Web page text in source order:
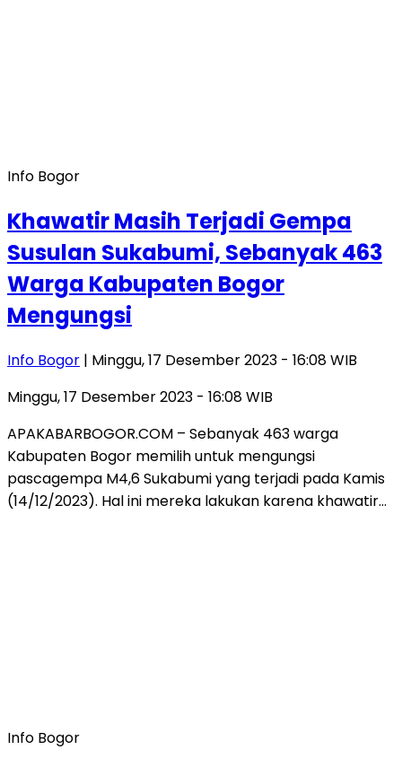
Info Bogor
Khawatir Masih Terjadi Gempa
Susulan Sukabumi, Sebanyak 463
Warga Kabupaten Bogor
Mengungsi
Info Bogor | Minggu, 17 Desember 2023 - 16:08 WIB
Minggu, 17 Desember 2023 - 16:08 WIB
APAKABARBOGOR.COM – Sebanyak 463 warga
Kabupaten Bogor memilih untuk mengungsi
pascagempa M4,6 Sukabumi yang terjadi pada Kamis
(14/12/2023). Hal ini mereka lakukan karena khawatir…
Info Bogor